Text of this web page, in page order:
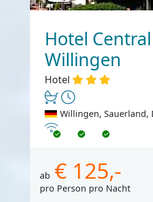
Hotel Central
Willingen
Hotel
Willingen, Sauerland,
Internet
ab € 125,-
pro Person pro Nacht